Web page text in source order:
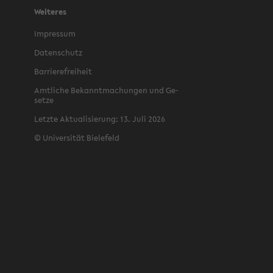
Weiteres
Im­pres­sum
Da­ten­schutz
Bar­rie­re­frei­heit
Amt­li­che Be­kannt­ma­chun­gen und Ge­
set­ze
Letz­te Ak­tua­li­sie­rung: 13. Juli 2026
© Uni­ver­si­tät Bie­le­feld